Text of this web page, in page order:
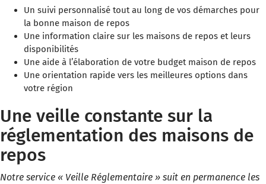
Un suivi personnalisé tout au long de vos démarches pour
la bonne maison de repos
Une information claire sur les maisons de repos et leurs
disponibilités
Une aide à l’élaboration de votre budget maison de repos
Une orientation rapide vers les meilleures options dans
votre région
Une veille constante sur la
réglementation des maisons de
repos
Notre service « Veille Réglementaire » suit en permanence les